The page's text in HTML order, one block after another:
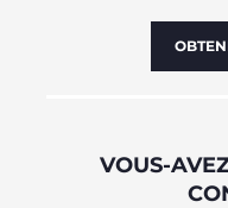
VOUS-